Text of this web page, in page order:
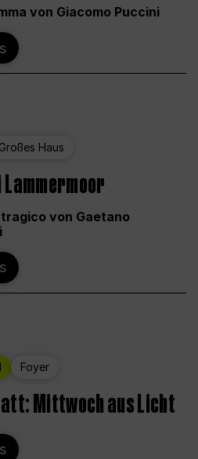
von Giacomo Puccini
Großes Haus
von Gaetano
Foyer
Mittwoch aus Licht